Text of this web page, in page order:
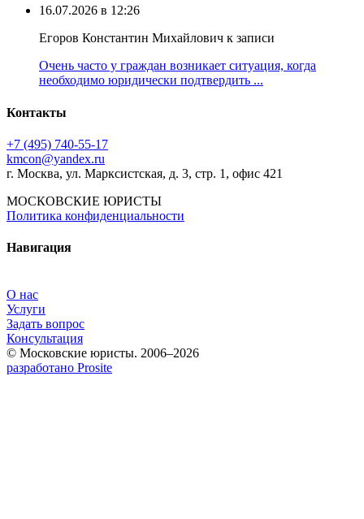
16.07.2026 в 12:26
Егоров Константин Михайлович к записи
Очень часто у граждан возникает ситуация, когда
необходимо юридически подтвердить ...
Контакты
+7 (495) 740‑55‑17
kmcon@yandex.ru
г. Москва, ул. Марксистская, д. 3, стр. 1, офис 421
МОСКОВСКИЕ ЮРИСТЫ
Политика конфиденциальности
Навигация
О нас
Услуги
Задать вопрос
Консультация
© Московские юристы. 2006–2026
разработано Prosite